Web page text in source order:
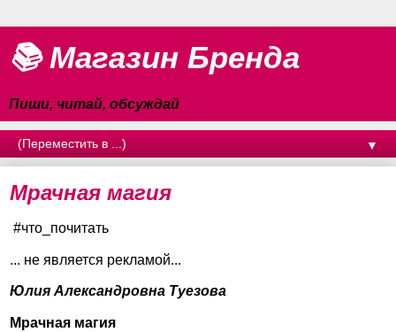
📚 Магазин Бренда
Пиши, читай, обсуждай
▼
Мрачная магия
#что_почитать
... не является рекламой...
Юлия Александровна Туезова
Мрачная магия